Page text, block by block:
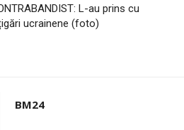
L-au prins cu
ucrainene (foto)
BM24